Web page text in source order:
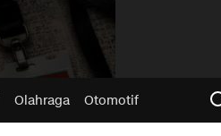
Olahraga Otomotif